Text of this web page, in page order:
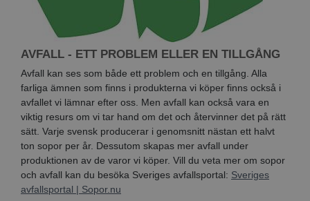
AVFALL - ETT PROBLEM ELLER EN TILLGÅNG
Avfall kan ses som både ett problem och en tillgång. Alla
farliga ämnen som finns i produkterna vi köper finns också i
avfallet vi lämnar efter oss. Men avfall kan också vara en
viktig resurs om vi tar hand om det och återvinner det på rätt
sätt. Varje svensk producerar i genomsnitt nästan ett halvt
ton sopor per år. Dessutom skapas mer avfall under
produktionen av de varor vi köper. Vill du veta mer om sopor
och avfall kan du besöka Sveriges avfallsportal: Sveriges
avfallsportal | Sopor.nu